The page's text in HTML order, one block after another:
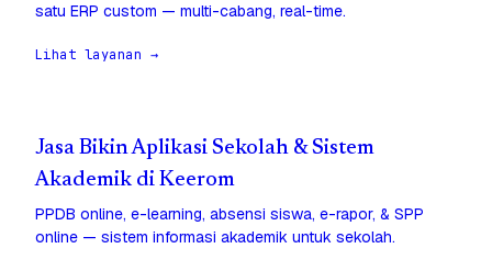
satu ERP custom — multi-cabang, real-time.
Lihat layanan →
Jasa Bikin Aplikasi Sekolah & Sistem
Akademik di Keerom
PPDB online, e-learning, absensi siswa, e-rapor, & SPP
online — sistem informasi akademik untuk sekolah.